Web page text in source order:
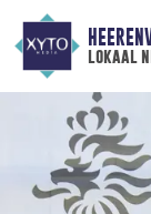
lokaal